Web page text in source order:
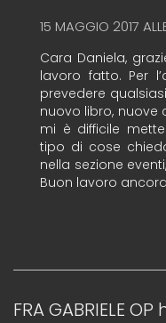
15 MAGGIO 2017
Cara Daniela,
lavoro fatto. Per
prevedere
nuovo libro, nuove
mi è difficile
tipo di cose
nella sezione
Buon lavoro
FRA GABRIELE OP